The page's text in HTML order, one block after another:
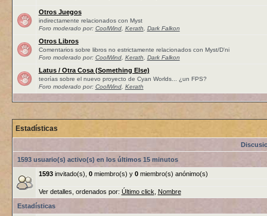
Otros Juegos
indirectamente relacionados con Myst
Foro moderado por: CoolWind, Kerath Dark Falkon
Otros Libros
Comentarios sobre libros no estrictamente relacionados con Myst/D'ni
Foro moderado por: CoolWind, Kerath Dark Falkon
Latus / Otra Cosa (Something Else)
teorías sobre el nuevo proyecto de Cyan Worlds... ¿un FPS?
Foro moderado por: CoolWind, Kerath
Estadísticas
1593 usuario(s) activo(s) en los últimos 15 minutos
1593invitado(s), 0miembro(s) y 0miembro(s) anónimo(s)
Ver detalles, ordenados por: Último click
Nombre
Estadísticas